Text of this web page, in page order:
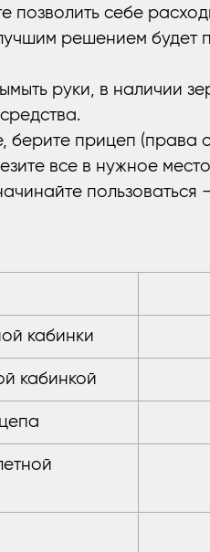
позволить себе
решением будет
руки, в наличии
берите прицеп (права
все в нужное
пользоваться
кабинки
кабинкой